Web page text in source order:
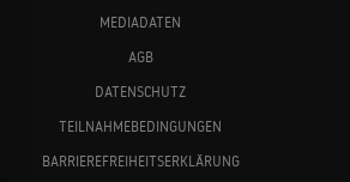
MEDIADATEN
AGB
DATENSCHUTZ
TEILNAHMEBEDINGUNGEN
BARRIEREFREIHEITSERKLÄRUNG